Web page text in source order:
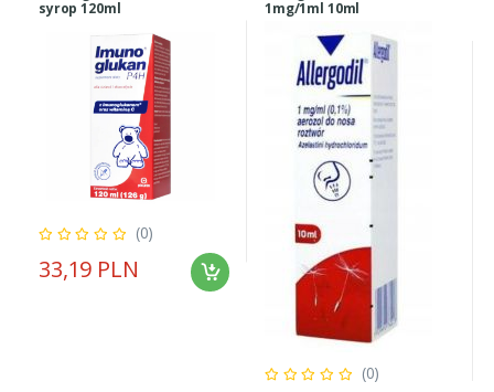
syrop 120ml
(0)
33,19 PLN
1mg/1ml 10ml
(0)